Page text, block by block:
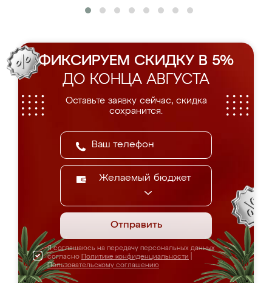
ФИКСИРУЕМ СКИДКУ В 5%
ДО КОНЦА АВГУСТА
Оставьте заявку сейчас, скидка
сохранится.
Желаемый бюджет
Отправить
Я соглашаюсь на передачу персональных данных
согласно Политике конфиденциальности
Пользовательскому соглашению